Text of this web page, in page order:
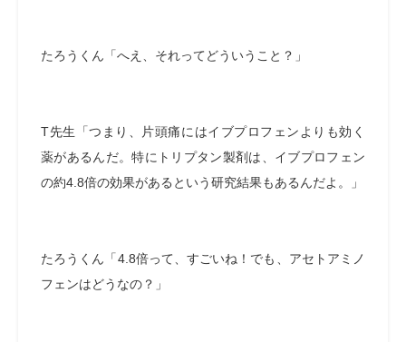
たろうくん「へえ、それってどういうこと？」
T先生「つまり、片頭痛にはイブプロフェンよりも効く
薬があるんだ。特にトリプタン製剤は、イブプロフェン
の約4.8倍の効果があるという研究結果もあるんだよ。」
たろうくん「4.8倍って、すごいね！でも、アセトアミノ
フェンはどうなの？」